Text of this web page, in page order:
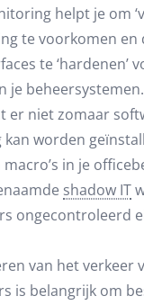
helpt je om
te voorkomen en
te ‘hardenen’
je beheersystemen.
er niet zomaar
kan worden
in je
shadow IT
ongecontroleerd
van het verkeer
is belangrijk om